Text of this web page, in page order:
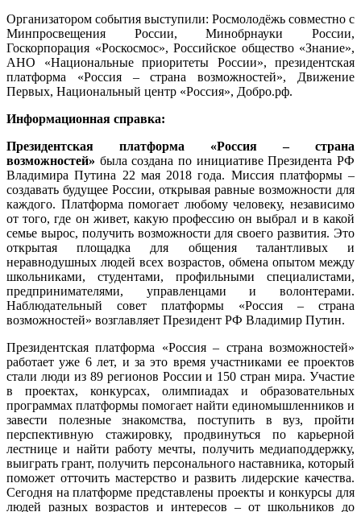
Организатором события выступили: Росмолодёжь совместно с
Минпросвещения России, Минобрнауки России,
Госкорпорация «Роскосмос», Российское общество «Знание»,
АНО «Национальные приоритеты России», президентская
платформа «Россия – страна возможностей», Движение
Первых, Национальный центр «Россия», Добро.рф.
Информационная справка:
Президентская платформа «Россия – страна
возможностей» была создана по инициативе Президента РФ
Владимира Путина 22 мая 2018 года. Миссия платформы –
создавать будущее России, открывая равные возможности для
каждого. Платформа помогает любому человеку, независимо
от того, где он живет, какую профессию он выбрал и в какой
семье вырос, получить возможности для своего развития. Это
открытая площадка для общения талантливых и
неравнодушных людей всех возрастов, обмена опытом между
школьниками, студентами, профильными специалистами,
предпринимателями, управленцами и волонтерами.
Наблюдательный совет платформы «Россия – страна
возможностей» возглавляет Президент РФ Владимир Путин.
Президентская платформа «Россия – страна возможностей»
работает уже 6 лет, и за это время участниками ее проектов
стали люди из 89 регионов России и 150 стран мира. Участие
в проектах, конкурсах, олимпиадах и образовательных
программах платформы помогает найти единомышленников и
завести полезные знакомства, поступить в вуз, пройти
перспективную стажировку, продвинуться по карьерной
лестнице и найти работу мечты, получить медиаподдержку,
выиграть грант, получить персонального наставника, который
поможет отточить мастерство и развить лидерские качества.
Сегодня на платформе представлены проекты и конкурсы для
людей разных возрастов и интересов – от школьников до